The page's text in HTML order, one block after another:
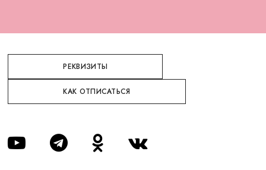
РЕКВИЗИТЫ
КАК ОТПИСАТЬСЯ